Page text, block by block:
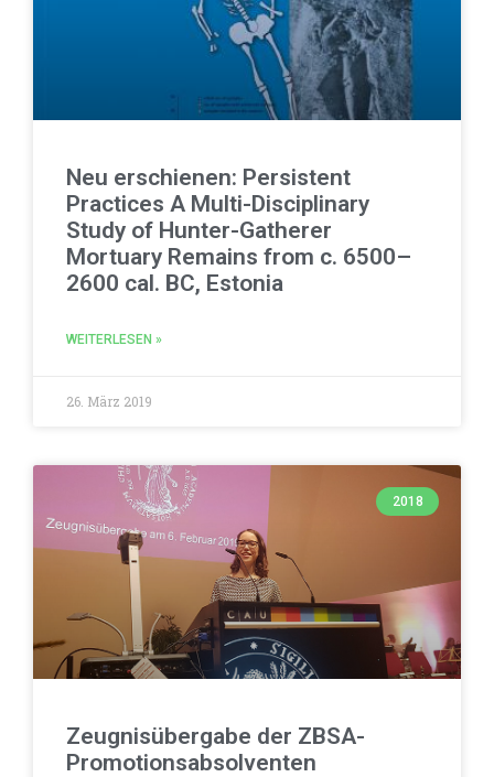
Neu erschienen: Persistent
Practices A Multi-Disciplinary
Study of Hunter-Gatherer
Mortuary Remains from c. 6500–
2600 cal. BC, Estonia
WEITERLESEN »
26. März 2019
2018
Zeugnisübergabe der ZBSA-
Promotionsabsolventen